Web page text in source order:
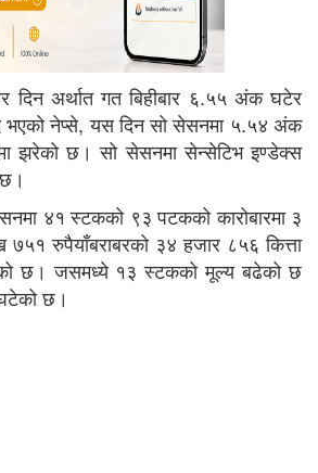
दिन अर्थात गत बिहीबार ६.५५ अंक घटेर
भएको नेप्से, यस दिन सो सेसनमा ५.५४ अंक
झरेको छ। सो सेसनमा सेन्सेटिभ इण्डेक्स
४१ स्टकको ९३ पटकको कारोबारमा ३
रुपैयाँबराबरको ३४ हजार ८५६ कित्ता
छ। जसमध्ये १३ स्टकको मूल्य बढेको छ
छ।